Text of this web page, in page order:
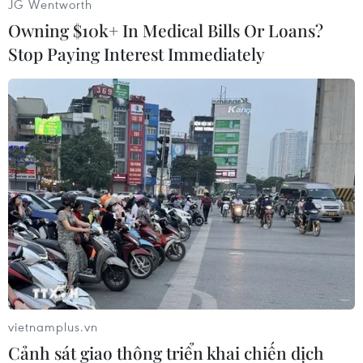
sinh đã giải thích rõ tình trạng bệnh của bệnh
nhân cho gia đình.
Lý giải nguyên nhân tử vong, bác sỹ Lê Ka Thủy
cho biết, với những trẻ sinh non, phản ứng với
ngoại cảnh, đề kháng của các bé sẽ yếu hơn trẻ
bình thường. Bên cạnh đó, triệu chứng sốt cũng
thuộc diễn biến của nhiễm trùng huyết sơ sinh
nên khi trẻ sốt Bệnh viện cũng thực hiện điều
trị theo hướng nhiễm trùng huyết sơ sinh và
không có liên quan đến việc tiêm phòng
vaccine viêm gan B.
JG Wentworth
Owning $10k+ In Medical Bills Or Loans?
Stop Paying Interest Immediately
vietnamplus.vn
Cảnh sát giao thông triển khai chiến dịch